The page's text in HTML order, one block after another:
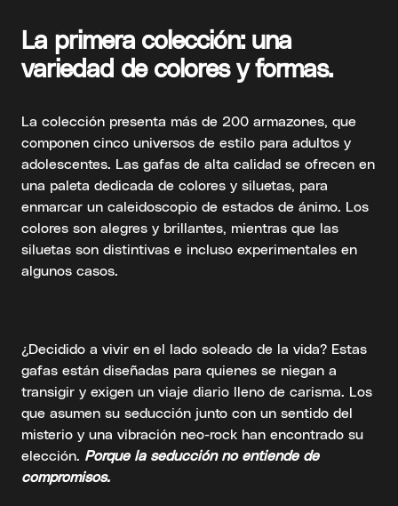
La primera colección: una
variedad de colores y formas.
La colección presenta más de 200 armazones, que
componen cinco universos de estilo para adultos y
adolescentes. Las gafas de alta calidad se ofrecen en
una paleta dedicada de colores y siluetas, para
enmarcar un caleidoscopio de estados de ánimo. Los
colores son alegres y brillantes, mientras que las
siluetas son distintivas e incluso experimentales en
algunos casos.
¿Decidido a vivir en el lado soleado de la vida? Estas
gafas están diseñadas para quienes se niegan a
transigir y exigen un viaje diario lleno de carisma. Los
que asumen su seducción junto con un sentido del
misterio y una vibración neo-rock han encontrado su
elección. Porque la seducción no entiende de
compromisos.